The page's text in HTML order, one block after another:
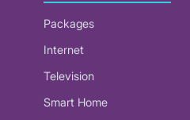
Packages
Internet
Television
Smart Home